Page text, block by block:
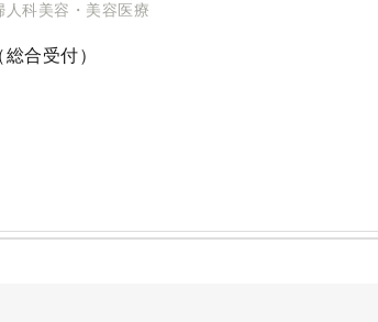
科美容・美容医療
合受付）